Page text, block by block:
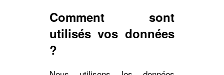
Comment sont
utilisés vos données
?